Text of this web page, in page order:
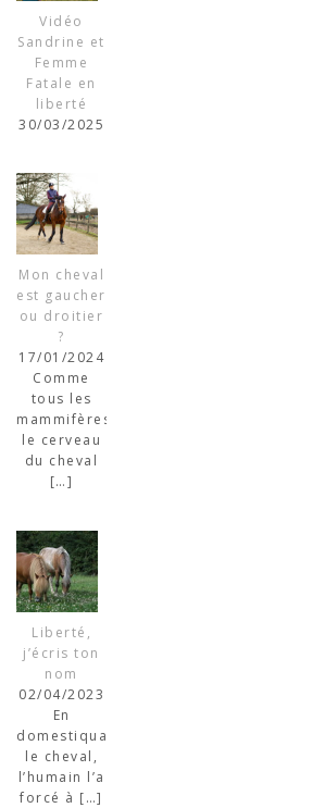
Vidéo
Sandrine et
Femme
Fatale en
liberté
30/03/2025
Mon cheval
est gaucher
ou droitier
?
17/01/2024
Comme
tous les
mammifères,
le cerveau
du cheval
[…]
Liberté,
j’écris ton
nom
02/04/2023
En
domestiquant
le cheval,
l’humain l’a
forcé à […]